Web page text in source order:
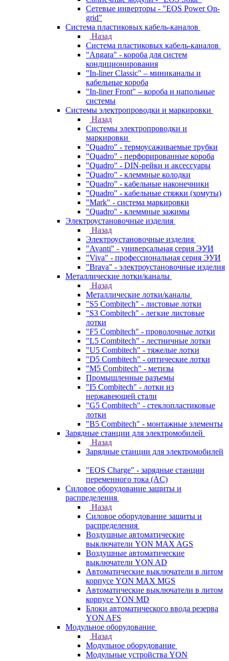
Сетевые инверторы - "EOS Power On-
grid"
Система пластиковых кабель-каналов
Назад
Система пластиковых кабель-каналов
"Angara" - короба для систем
кондиционирования
"In-liner Classic" – миниканалы и
кабельные короба
"In-liner Front" – короба и напольные
системы
Системы электропроводки и маркировки
Назад
Системы электропроводки и
маркировки
"Quadro" - термоусаживаемые трубки
"Quadro" - перфорированные короба
"Quadro" - DIN-рейки и аксессуары
"Quadro" - клеммные колодки
"Quadro" - кабельные наконечники
"Quadro" - кабельные стяжки (хомуты)
"Mark" - система маркировки
"Quadro" - клеммные зажимы
Электроустановочные изделия
Назад
Электроустановочные изделия
"Avanti" - универсальная серия ЭУИ
"Viva" - профессиональная серия ЭУИ
"Brava" - электроустановочные изделия
Металлические лотки/каналы
Назад
Металлические лотки/каналы
"S5 Combitech" - листовые лотки
"S3 Combitech" - легкие листовые
лотки
"F5 Combitech" - проволочные лотки
"L5 Combitech" - лестничные лотки
"U5 Combitech" - тяжелые лотки
"D5 Combitech" - оптические лотки
"M5 Combitech" - метизы
Промышленные разъемы
"I5 Combitech" - лотки из
нержавеющей стали
"G5 Combitech" - стеклопластиковые
лотки
"B5 Combitech" - монтажные элементы
Зарядные станции для электромобилей
Назад
Зарядные станции для электромобилей
"EOS Charge" - зарядные станции
переменного тока (AC)
Силовое оборудование защиты и
распределения
Назад
Силовое оборудование защиты и
распределения
Воздушные автоматические
выключатели YON MAX AGS
Воздушные автоматические
выключатели YON AD
Автоматические выключатели в литом
корпусе YON MAX MGS
Автоматические выключатели в литом
корпусе YON MD
Блоки автоматического ввода резерва
YON AFS
Модульное оборудование
Назад
Модульное оборудование
Модульные устройства YON